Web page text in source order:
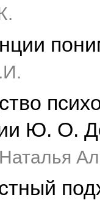
Ю. О.